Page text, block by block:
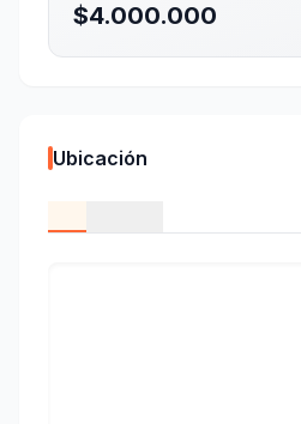
$4.000.000
Ubicación